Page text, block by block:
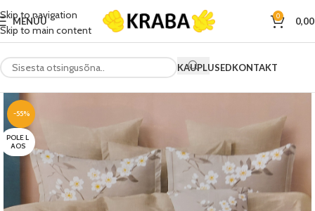
Skip to navigation
Skip to main content
MENÜÜ 0
KAUPLUSEDKONTAKT
-55%
POLE L
AOS